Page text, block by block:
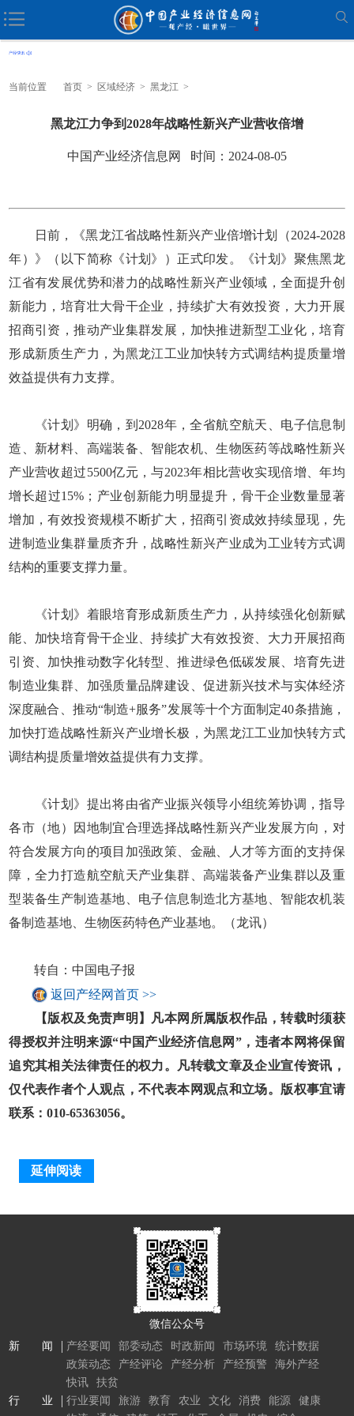
当前位置 首页 > 区域经济 > 黑龙江 >
黑龙江力争到2028年战略性新兴产业营收倍增
中国产业经济信息网 时间：2024-08-05
日前，《黑龙江省战略性新兴产业倍增计划（2024-2028
年）》（以下简称《计划》）正式印发。《计划》聚焦黑龙
江省有发展优势和潜力的战略性新兴产业领域，全面提升创
新能力，培育壮大骨干企业，持续扩大有效投资，大力开展
招商引资，推动产业集群发展，加快推进新型工业化，培育
形成新质生产力，为黑龙江工业加快转方式调结构提质量增
效益提供有力支撑。
《计划》明确，到2028年，全省航空航天、电子信息制
造、新材料、高端装备、智能农机、生物医药等战略性新兴
产业营收超过5500亿元，与2023年相比营收实现倍增、年均
增长超过15%；产业创新能力明显提升，骨干企业数量显著
增加，有效投资规模不断扩大，招商引资成效持续显现，先
进制造业集群量质齐升，战略性新兴产业成为工业转方式调
结构的重要支撑力量。
《计划》着眼培育形成新质生产力，从持续强化创新赋
能、加快培育骨干企业、持续扩大有效投资、大力开展招商
引资、加快推动数字化转型、推进绿色低碳发展、培育先进
制造业集群、加强质量品牌建设、促进新兴技术与实体经济
深度融合、推动“制造+服务”发展等十个方面制定40条措施，
加快打造战略性新兴产业增长极，为黑龙江工业加快转方式
调结构提质量增效益提供有力支撑。
《计划》提出将由省产业振兴领导小组统筹协调，指导
各市（地）因地制宜合理选择战略性新兴产业发展方向，对
符合发展方向的项目加强政策、金融、人才等方面的支持保
障，全力打造航空航天产业集群、高端装备产业集群以及重
型装备生产制造基地、电子信息制造北方基地、智能农机装
备制造基地、生物医药特色产业基地。（龙讯）
转自：中国电子报
返回产经网首页 >>
【版权及免责声明】凡本网所属版权作品，转载时须获
得授权并注明来源“中国产业经济信息网”，违者本网将保留
追究其相关法律责任的权力。凡转载文章及企业宣传资讯，
仅代表作者个人观点，不代表本网观点和立场。版权事宜请
联系：010-65363056。
延伸阅读
微信公众号
新 闻
产经要闻 部委动态 时政新闻 市场环境
统计数据
政策动态
产经评论 产经分析 产经预警
海外产经
快讯
扶贫
行 业
行业要闻 旅游 教育 农业 文化 消费 能源
健康